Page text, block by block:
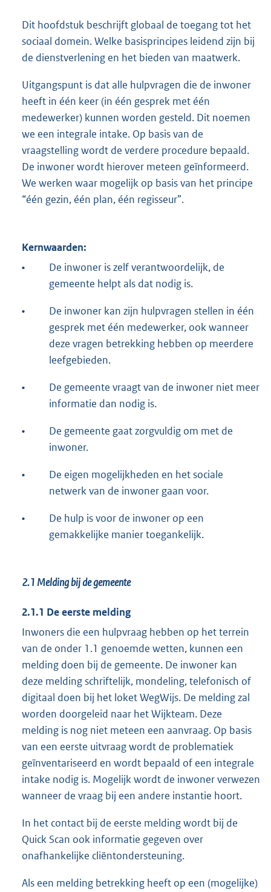
Dit hoofdstuk beschrijft globaal de toegang tot het
sociaal domein. Welke basisprincipes leidend zijn bij
de dienstverlening en het bieden van maatwerk.
Uitgangspunt is dat alle hulpvragen die de inwoner
heeft in één keer (in één gesprek met één
medewerker) kunnen worden gesteld. Dit noemen
we een integrale intake. Op basis van de
vraagstelling wordt de verdere procedure bepaald.
De inwoner wordt hierover meteen geïnformeerd.
We werken waar mogelijk op basis van het principe
“één gezin, één plan, één regisseur”.
Kernwaarden:
•
De inwoner is zelf verantwoordelijk, de
gemeente helpt als dat nodig is.
•
De inwoner kan zijn hulpvragen stellen in één
gesprek met één medewerker, ook wanneer
deze vragen betrekking hebben op meerdere
leefgebieden.
•
De gemeente vraagt van de inwoner niet meer
informatie dan nodig is.
•
De gemeente gaat zorgvuldig om met de
inwoner.
•
De eigen mogelijkheden en het sociale
netwerk van de inwoner gaan voor.
•
De hulp is voor de inwoner op een
gemakkelijke manier toegankelijk.
2.1Melding bij de gemeente
2.1.1 De eerste melding
Inwoners die een hulpvraag hebben op het terrein
van de onder 1.1 genoemde wetten, kunnen een
melding doen bij de gemeente. De inwoner kan
deze melding schriftelijk, mondeling, telefonisch of
digitaal doen bij het loket WegWijs. De melding zal
worden doorgeleid naar het Wijkteam. Deze
melding is nog niet meteen een aanvraag. Op basis
van een eerste uitvraag wordt de problematiek
geïnventariseerd en wordt bepaald of een integrale
intake nodig is. Mogelijk wordt de inwoner verwezen
wanneer de vraag bij een andere instantie hoort.
In het contact bij de eerste melding wordt bij de
Quick Scan ook informatie gegeven over
onafhankelijke cliëntondersteuning.
Als een melding betrekking heeft op een (mogelijke)